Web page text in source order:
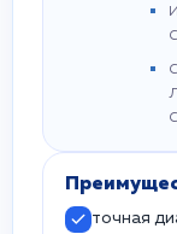
точная